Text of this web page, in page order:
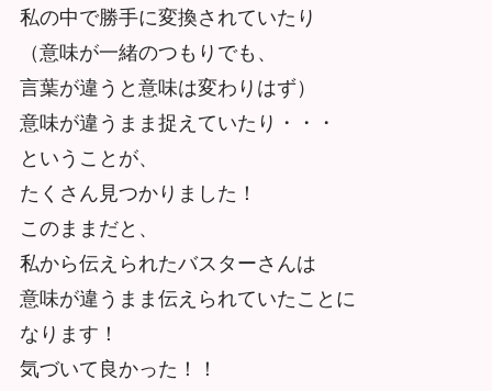
私の中で勝手に変換されていたり
（意味が一緒のつもりでも、
言葉が違うと意味は変わりはず）
意味が違うまま捉えていたり・・・
ということが、
たくさん見つかりました！
このままだと、
私から伝えられたバスターさんは
意味が違うまま伝えられていたことに
なります！
気づいて良かった！！